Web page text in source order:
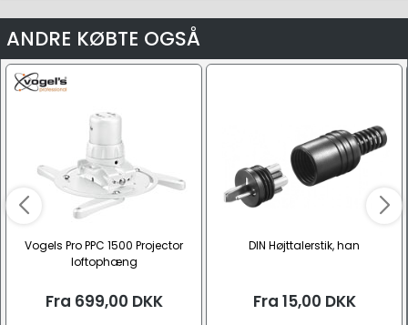
ANDRE KØBTE OGSÅ
Vogels Pro PPC 1500 Projector
loftophæng
Fra 699,00 DKK
DIN Højttalerstik, han
Fra 15,00 DKK